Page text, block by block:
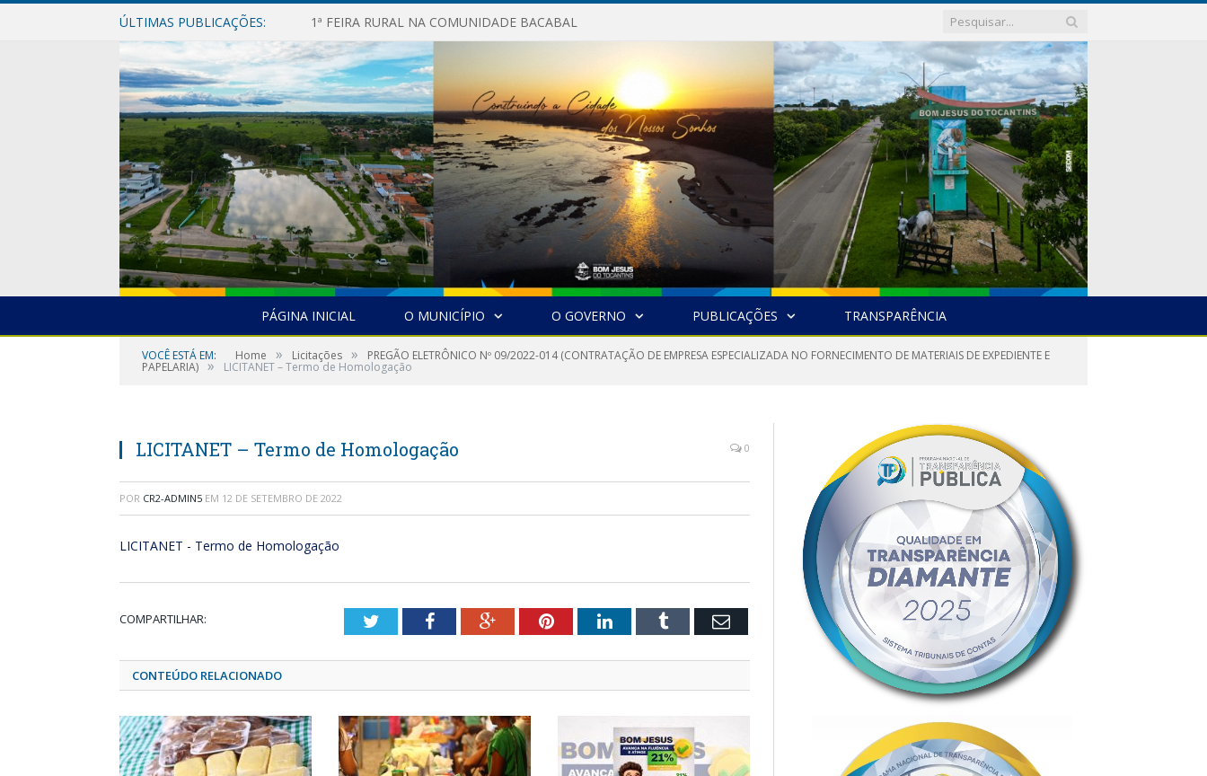
ÚLTIMAS PUBLICAÇÕES: 1ª FEIRA RURAL NA COMUNIDADE BACABAL
PÁGINA INICIAL O MUNICÍPIO O GOVERNO PUBLICAÇÕES TRANSPARÊNCIA
VOCÊ ESTÁ EM: Home » Licitações » PREGÃO ELETRÔNICO Nº 09/2022-014 (CONTRATAÇÃO DE EMPRESA ESPECIALIZADA NO FORNECIMENTO DE MATERIAIS DE EXPEDIENTE E
PAPELARIA) » LICITANET – Termo de Homologação
LICITANET – Termo de Homologação 0
POR CR2-ADMIN5 EM 12 DE SETEMBRO DE 2022
LICITANET - Termo de Homologação
COMPARTILHAR: TwitterFacebookGoogle+PinterestLinkedInTumblr Email
CONTEÚDO RELACIONADO